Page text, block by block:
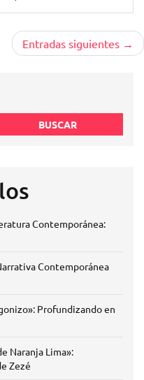
Entradas siguientes
BUSCAR
Contemporánea:
Contemporánea
Profundizando en
Naranja Lima»:
Zezé